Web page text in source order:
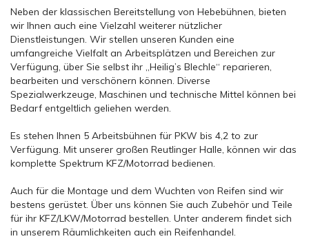
Neben der klassischen Bereitstellung von Hebebühnen, bieten
wir Ihnen auch eine Vielzahl weiterer nützlicher
Dienstleistungen. Wir stellen unseren Kunden eine
umfangreiche Vielfalt an Arbeitsplätzen und Bereichen zur
Verfügung, über Sie selbst ihr „Heilig’s Blechle“ reparieren,
bearbeiten und verschönern können. Diverse
Spezialwerkzeuge, Maschinen und technische Mittel können bei
Bedarf entgeltlich geliehen werden.
Es stehen Ihnen 5 Arbeitsbühnen für PKW bis 4,2 to zur
Verfügung. Mit unserer großen Reutlinger Halle, können wir das
komplette Spektrum KFZ/Motorrad bedienen.
Auch für die Montage und dem Wuchten von Reifen sind wir
bestens gerüstet. Über uns können Sie auch Zubehör und Teile
für ihr KFZ/LKW/Motorrad bestellen. Unter anderem findet sich
in unserem Räumlichkeiten auch ein Reifenhandel.